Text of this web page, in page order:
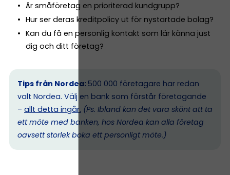
Är småföretag en prioriterad kundgrupp?
Hur ser deras kreditpolicy ut för nystartade bolag?
Kan du få en personlig kontakt som lär känna just
dig och ditt företag?
Tips från Nordea: 500 000 företagare har redan
valt Nordea. Välj en bank som förstår företagande
– allt detta ingår. (Ps. Ibland kan det vara skönt att ta
ett möte med banken, hos Nordea kan alla företag
oavsett storlek boka ett personligt möte.)